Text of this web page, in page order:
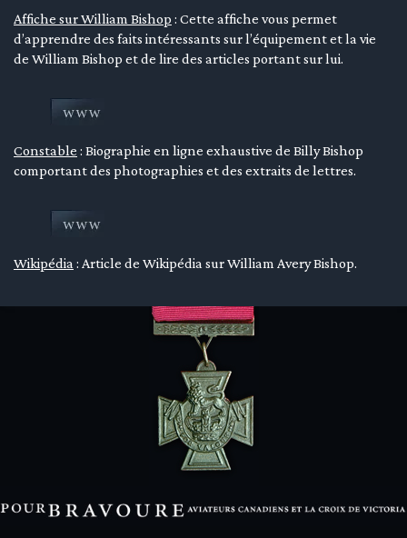
submenu
submenu
submenu
submenu
submenu
Affiche sur William Bishop : Cette affiche vous permet
d’apprendre des faits intéressants sur l’équipement et la vie
de William Bishop et de lire des articles portant sur lui.
Constable : Biographie en ligne exhaustive de Billy Bishop
comportant des photographies et des extraits de lettres.
Wikipédia : Article de Wikipédia sur William Avery Bishop.